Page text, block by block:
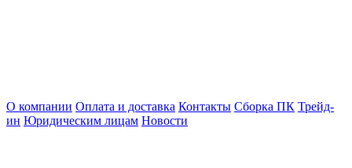
О компании Оплата и доставка Контакты Сборка ПК Трейд-
ин Юридическим лицам Новости